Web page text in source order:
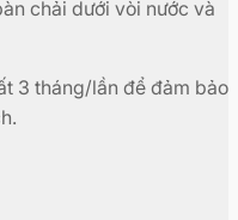
chải dưới vòi nước và
3 tháng/lần để đảm bảo